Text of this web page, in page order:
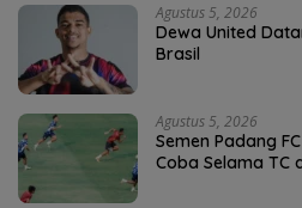
Agustus 5, 2026
Dewa United
Brasil
Agustus 5, 2026
Semen Padang
Coba Selama TC